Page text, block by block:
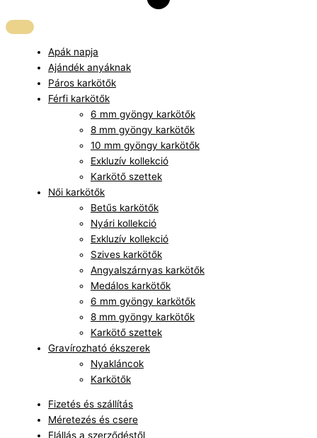
Apák napja
Ajándék anyáknak
Páros karkötők
Férfi karkötők
6 mm gyöngy karkötők
8 mm gyöngy karkötők
10 mm gyöngy karkötők
Exkluzív kollekció
Karkötő szettek
Női karkötők
Betűs karkötők
Nyári kollekció
Exkluzív kollekció
Szives karkötők
Angyalszárnyas karkötők
Medálos karkötők
6 mm gyöngy karkötők
8 mm gyöngy karkötők
Karkötő szettek
Gravírozható ékszerek
Nyakláncok
Karkötők
Fizetés és szállítás
Méretezés és csere
Elállás a szerződéstől